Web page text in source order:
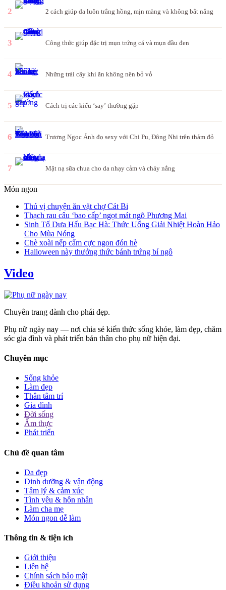
2 2 cách giúp da luôn trắng hồng, mịn màng và không bắt nắng
3 Công thức giúp đặc trị mụn trứng cá và mụn đầu đen
4 Những trái cây khi ăn không nên bỏ vỏ
5 Cách trị các kiểu ‘say’ thường gặp
6 Trương Ngọc Ánh đọ sexy với Chi Pu, Đông Nhi trên thảm đỏ
7 Mặt nạ sữa chua cho da nhạy cảm và cháy nắng
Món ngon
Thú vị chuyện ăn vặt chợ Cát Bi
Thạch rau câu ‘bao cấp’ ngọt mát ngõ Phương Mai
Sinh Tố Dưa Hấu Bạc Hà: Thức Uống Giải Nhiệt Hoàn Hảo
Cho Mùa Nóng
Chè xoài nếp cẩm cực ngon đón hè
Halloween này thưởng thức bánh trứng bí ngô
Video
Chuyên trang dành cho phái đẹp.
Phụ nữ ngày nay — nơi chia sẻ kiến thức sống khỏe, làm đẹp, chăm
sóc gia đình và phát triển bản thân cho phụ nữ hiện đại.
Chuyên mục
Sống khỏe
Làm đẹp
Thân tâm trí
Gia đình
Đời sống
Ẩm thực
Phát triển
Chủ đề quan tâm
Da đẹp
Dinh dưỡng & vận động
Tâm lý & cảm xúc
Tình yêu & hôn nhân
Làm cha mẹ
Món ngon dễ làm
Thông tin & tiện ích
Giới thiệu
Liên hệ
Chính sách bảo mật
Điều khoản sử dụng